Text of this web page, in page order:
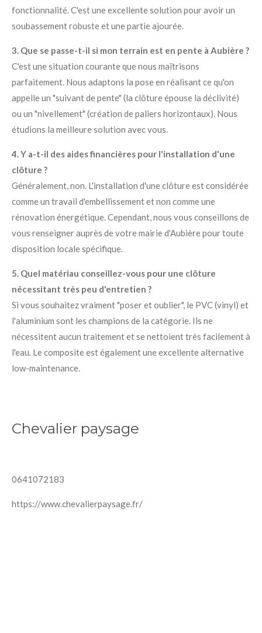
fonctionnalité. C'est une excellente solution pour avoir un
soubassement robuste et une partie ajourée.
3. Que se passe-t-il si mon terrain est en pente à Aubière ?
C'est une situation courante que nous maîtrisons
parfaitement. Nous adaptons la pose en réalisant ce qu'on
appelle un "suivant de pente" (la clôture épouse la déclivité)
ou un "nivellement" (création de paliers horizontaux). Nous
étudions la meilleure solution avec vous.
4. Y a-t-il des aides financières pour l'installation d'une
clôture ?
Généralement, non. L'installation d'une clôture est considérée
comme un travail d'embellissement et non comme une
rénovation énergétique. Cependant, nous vous conseillons de
vous renseigner auprès de votre mairie d'Aubière pour toute
disposition locale spécifique.
5. Quel matériau conseillez-vous pour une clôture
nécessitant très peu d'entretien ?
Si vous souhaitez vraiment "poser et oublier", le PVC (vinyl) et
l'aluminium sont les champions de la catégorie. Ils ne
nécessitent aucun traitement et se nettoient très facilement à
l'eau. Le composite est également une excellente alternative
low-maintenance.
Chevalier paysage
0641072183
https://www.chevalierpaysage.fr/